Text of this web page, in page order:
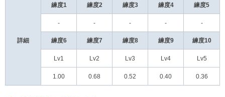
詳細
練度1 練度2 練度3 練度4 練度5
- - - - -
練度6 練度7 練度8 練度9 練度10
Lv1 Lv2 Lv3 Lv4 Lv5
1.00 0.68 0.52 0.40 0.36